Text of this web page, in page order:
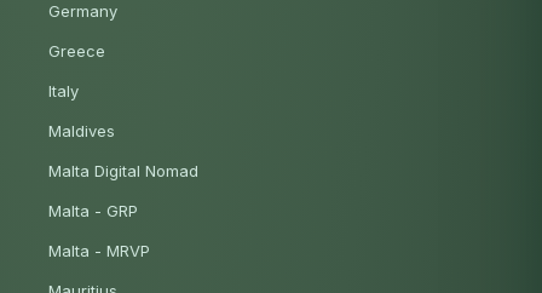
Germany
Greece
Italy
Maldives
Malta Digital Nomad
Malta - GRP
Malta - MRVP